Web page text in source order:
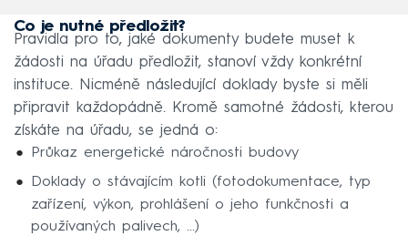
Co je nutné předložit?
Pravidla pro to, jaké dokumenty budete muset k
žádosti na úřadu předložit, stanoví vždy konkrétní
instituce. Nicméně následující doklady byste si měli
připravit každopádně. Kromě samotné žádosti, kterou
získáte na úřadu, se jedná o:
Průkaz energetické náročnosti budovy
Doklady o stávajícím kotli (fotodokumentace, typ
zařízení, výkon, prohlášení o jeho funkčnosti a
používaných palivech, ...)